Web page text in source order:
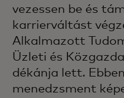
vezessen be és
karrierváltást
Alkalmazott
Üzleti és
dékánja lett.
menedzsment